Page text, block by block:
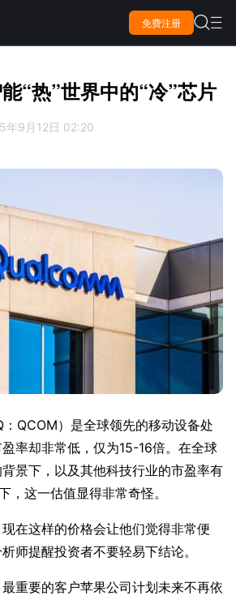
免费注册  
“热”世界中的“冷”芯片
年9月12日 02:20
QCOM）是全球领先的移动设备处
率却非常低，仅为15-16倍。在全球
景下，以及其他科技行业的市盈率有
，这一估值显得非常奇怪。
在这样的价格会让他们觉得非常便
师提醒投资者不要轻易下结论。
重要的客户苹果公司计划未来不再依